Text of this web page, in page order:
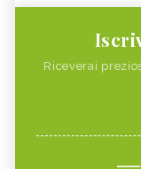
Riceverai